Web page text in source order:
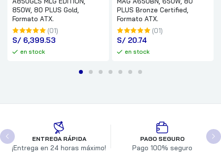
850W, 80 PLUS Gold,
Formato ATX.
(01)
S/ 6,399.53
en stock
PLUS Bronze Certified,
Formato ATX.
(01)
S/ 20.74
en stock
ENTREGA RÁPIDA
¡Entrega en 24 horas máximo!
PAGO SEGURO
Pago 100% seguro